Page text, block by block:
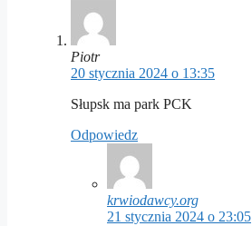
Piotr
20 stycznia 2024 o 13:35
Słupsk ma park PCK
Odpowiedz
krwiodawcy.org
21 stycznia 2024 o 23:05